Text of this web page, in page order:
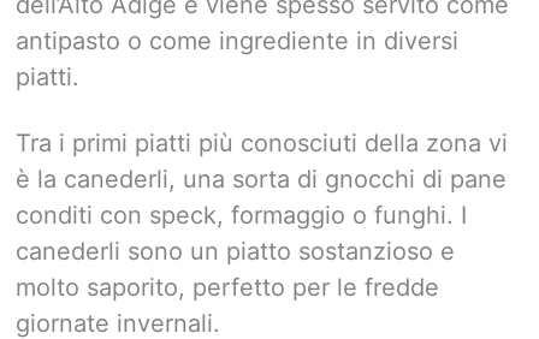
antipasto o come ingrediente in diversi
piatti.
Tra i primi piatti più conosciuti della zona vi
è la canederli, una sorta di gnocchi di pane
conditi con speck, formaggio o funghi. I
canederli sono un piatto sostanzioso e
molto saporito, perfetto per le fredde
giornate invernali.